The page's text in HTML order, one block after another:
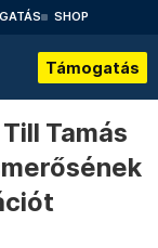
SHOP
Támogatás
Tamás